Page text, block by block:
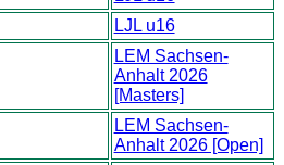
LJL u16
LEM Sachsen-
Anhalt 2026
[Masters]
LEM Sachsen-
Anhalt 2026 [Open]